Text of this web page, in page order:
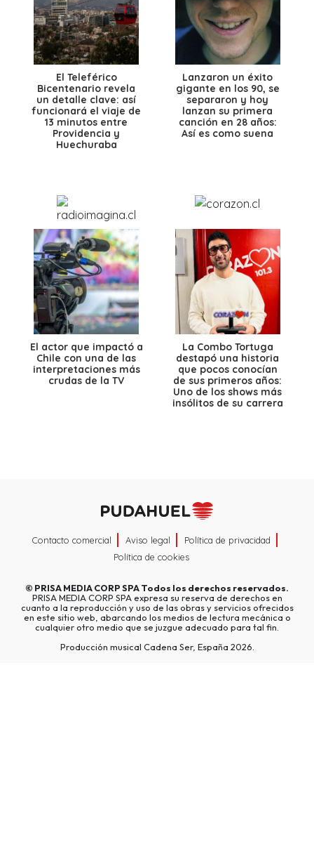
El Teleférico
Bicentenario revela
un detalle clave: así
funcionará el viaje de
13 minutos entre
Providencia y
Huechuraba
Lanzaron un éxito
gigante en los 90, se
separaron y hoy
lanzan su primera
canción en 28 años:
Así es como suena
El actor que impactó a
Chile con una de las
interpretaciones más
crudas de la TV
La Combo Tortuga
destapó una historia
que pocos conocían
de sus primeros años:
Uno de los shows más
insólitos de su carrera
Contacto comercial Aviso legal
Política de privacidad
Política de cookies
© PRISA MEDIA CORP SPATodos los derechos reservados.
PRISA MEDIA CORP SPA expresa su reserva de derechos en
cuanto a la reproducción y uso de las obras y servicios ofrecidos
en este sitio web, abarcando los medios de lectura mecánica o
cualquier otro medio que se juzgue adecuado para tal fin.
Producción musical Cadena Ser, España 2026.